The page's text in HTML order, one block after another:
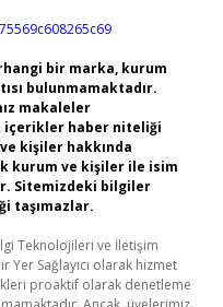
bir marka, kurum
bulunmamaktadır.
makaleler
içerikler haber niteliği
kişiler hakkında
kurum ve kişiler ile isim
Sitemizdeki bilgiler
taşımazlar.
Teknolojileri ve İletişim
Yer Sağlayıcı olarak hizmet
proaktif olarak denetleme